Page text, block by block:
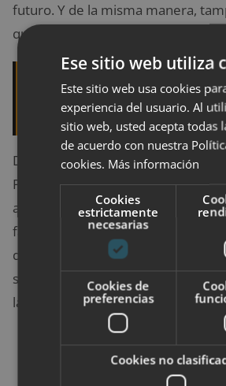
futuro. Y de la misma manera,
qué mujer se le ha donado.
Quizá te interese leer: ¿Por
Descubre los principales
Dicho todo esto, ahora es
Pero
donar óvuloses una manera
ayudar a otras mujeres a ser
familia. Eso sí, deposita tu
que te dé todas las garantías y
salud de una donante es tan
las futuras madres.
Ese sitio web utiliza
Este sitio web usa cookies
experiencia del usuario. Al
sitio web, usted acepta todas
de acuerdo con nuestra
cookies. Más información
Cookies
estrictamente
necesarias
Cookies de
preferencias
Cookies no